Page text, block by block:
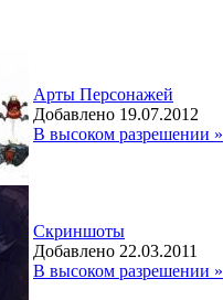
Арты Персонажей
Добавлено 19.07.2012
В высоком разрешении »
Скриншоты
Добавлено 22.03.2011
В высоком разрешении »